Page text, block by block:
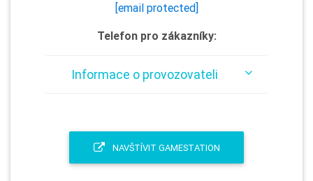
[email protected]
Telefon pro zákazníky:
Informace o provozovateli
NAVŠTÍVIT GAMESTATION